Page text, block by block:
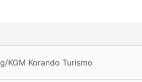
KGM Korando Turismo